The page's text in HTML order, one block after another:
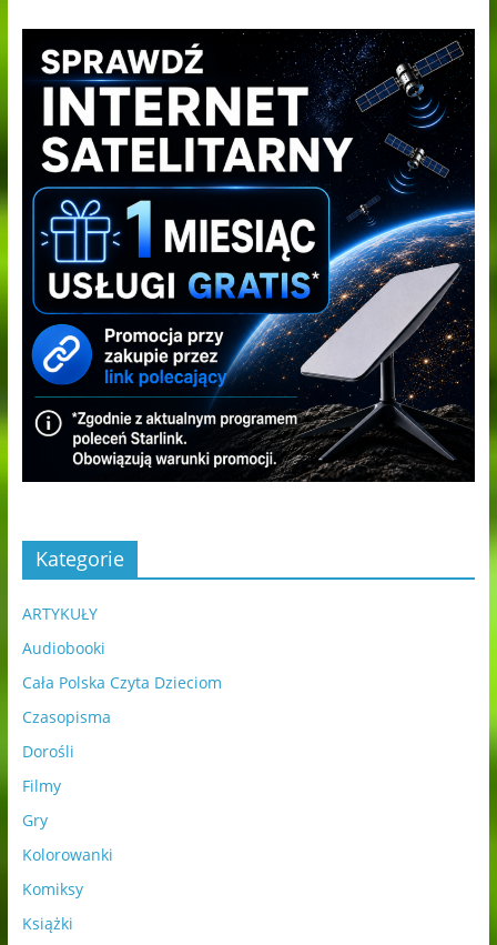
Kategorie
ARTYKUŁY
Audiobooki
Cała Polska Czyta Dzieciom
Czasopisma
Dorośli
Filmy
Gry
Kolorowanki
Komiksy
Książki